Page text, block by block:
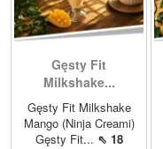
Gęsty Fit
Milkshake...
Gęsty Fit Milkshake
Mango (Ninja Creami)
Gęsty Fit... ⇖ 18